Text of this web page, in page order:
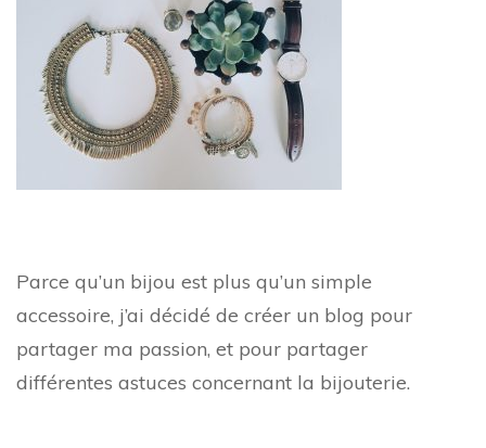
Parce qu’un bijou est plus qu’un simple
accessoire, j’ai décidé de créer un blog pour
partager ma passion, et pour partager
différentes astuces concernant la bijouterie.